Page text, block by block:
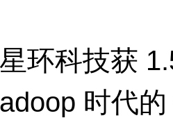
环科技获
时代